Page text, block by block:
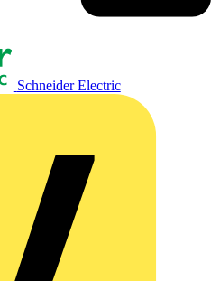
Schneider Electric